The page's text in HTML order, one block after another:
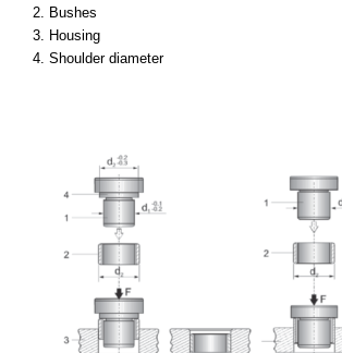
2. Bushes
3. Housing
4. Shoulder diameter